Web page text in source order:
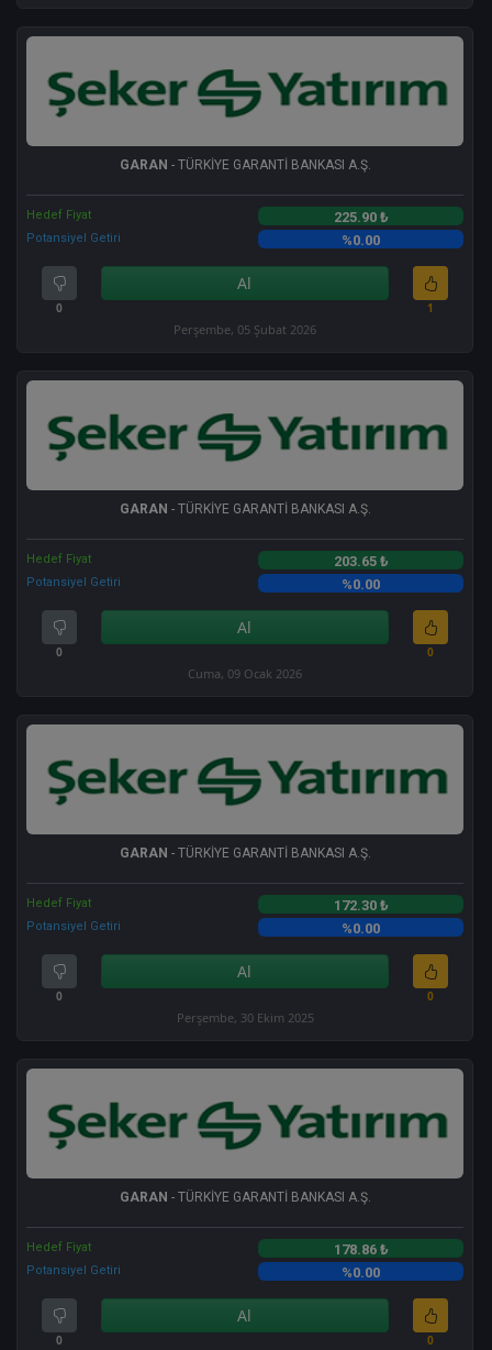
GARAN - TÜRKİYE GARANTİ BANKASI A.Ş.
Hedef Fiyat 225.90 ₺
Potansiyel Getiri %0.00
0
Al
1
Perşembe, 05 Şubat 2026
GARAN - TÜRKİYE GARANTİ BANKASI A.Ş.
Hedef Fiyat 203.65 ₺
Potansiyel Getiri %0.00
0
Al
0
Cuma, 09 Ocak 2026
GARAN - TÜRKİYE GARANTİ BANKASI A.Ş.
Hedef Fiyat 172.30 ₺
Potansiyel Getiri %0.00
0
Al
0
Perşembe, 30 Ekim 2025
GARAN - TÜRKİYE GARANTİ BANKASI A.Ş.
Hedef Fiyat 178.86 ₺
Potansiyel Getiri %0.00
0
Al
0